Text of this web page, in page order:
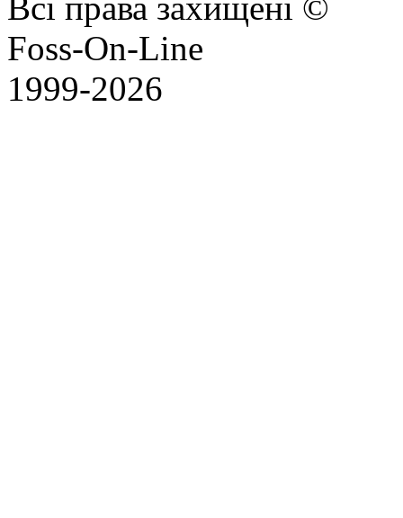
Foss-On-Line
1999-2026